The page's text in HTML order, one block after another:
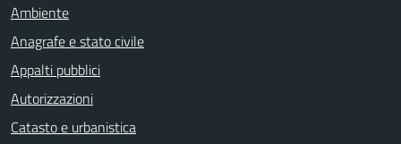
Ambiente
Anagrafe e stato civile
Appalti pubblici
Autorizzazioni
Catasto e urbanistica